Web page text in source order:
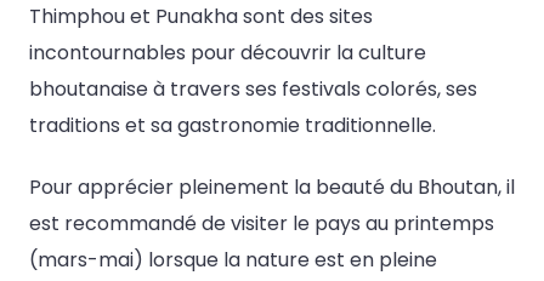
Thimphou et Punakha sont des sites
incontournables pour découvrir la culture
bhoutanaise à travers ses festivals colorés, ses
traditions et sa gastronomie traditionnelle.
Pour apprécier pleinement la beauté du Bhoutan, il
est recommandé de visiter le pays au printemps
(mars-mai) lorsque la nature est en pleine